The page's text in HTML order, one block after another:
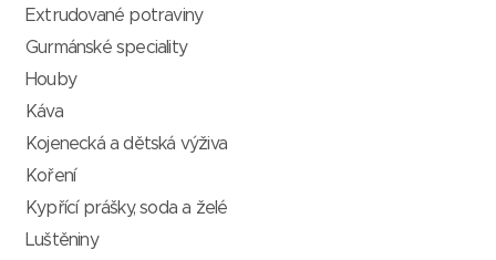
Extrudované potraviny
Gurmánské speciality
Houby
Káva
Kojenecká a dětská výživa
Koření
Kypřící prášky, soda a želé
Luštěniny